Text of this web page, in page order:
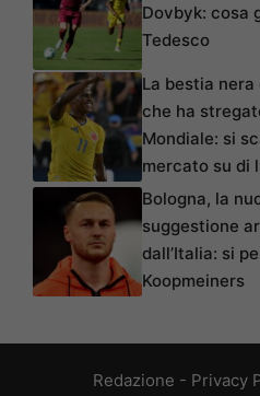
Dovbyk: cosa
Tedesco
La bestia nera
che ha
Mondiale: si
mercato su di
Bologna, la
suggestione
dall’Italia: si
Koopmeiners
Redazione - Privacy